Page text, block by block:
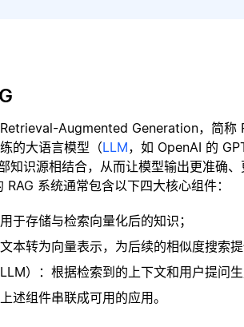
Augmented Generation，简称
的大语言模型（LLM，如 OpenAI 的
知识源相结合，从而让模型输出更准确
RAG 系统通常包含以下四大核心组件：
于存储与检索向量化后的知识；
本转为向量表示，为后续的相似度搜索提
）：根据检索到的上下文和用户提问生
述组件串联成可用的应用。